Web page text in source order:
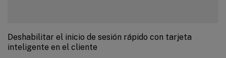
Deshabilitar el inicio de sesión rápido con tarjeta
inteligente en el cliente